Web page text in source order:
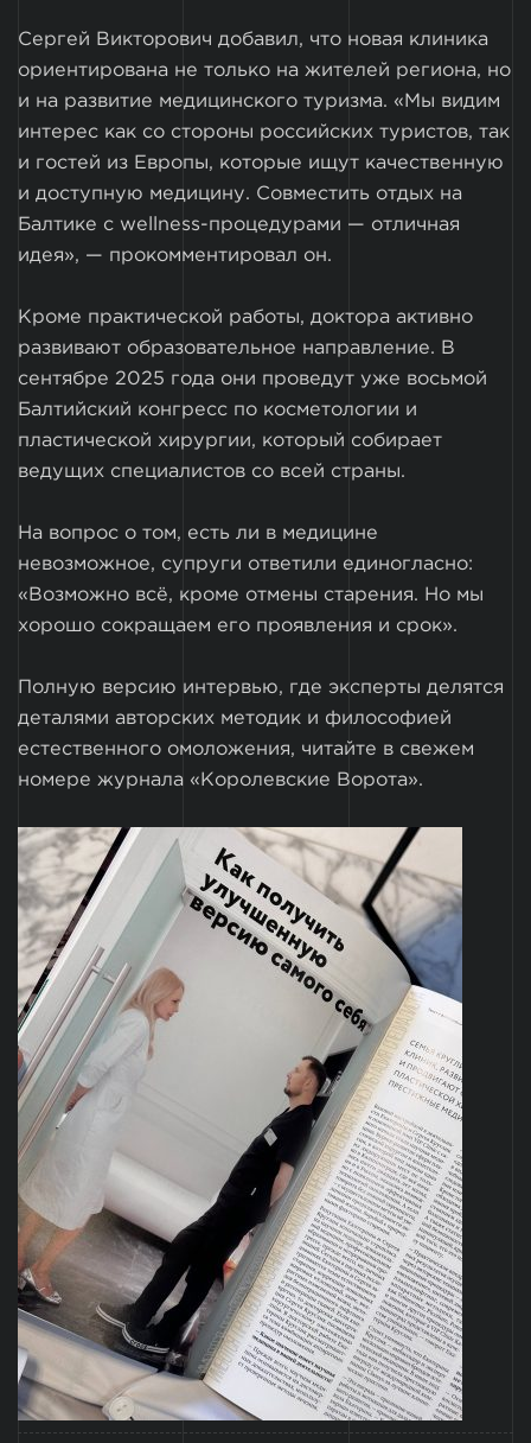
Сергей Викторович добавил, что новая клиника
ориентирована не только на жителей региона, но
и на развитие медицинского туризма. «Мы видим
интерес как со стороны российских туристов, так
и гостей из Европы, которые ищут качественную
и доступную медицину. Совместить отдых на
Балтике с wellness-процедурами — отличная
идея», — прокомментировал он.
Кроме практической работы, доктора активно
развивают образовательное направление. В
сентябре 2025 года они проведут уже восьмой
Балтийский конгресс по косметологии и
пластической хирургии, который собирает
ведущих специалистов со всей страны.
На вопрос о том, есть ли в медицине
невозможное, супруги ответили единогласно:
«Возможно всё, кроме отмены старения. Но мы
хорошо сокращаем его проявления и срок».
Полную версию интервью, где эксперты делятся
деталями авторских методик и философией
естественного омоложения, читайте в свежем
номере журнала «Королевские Ворота».